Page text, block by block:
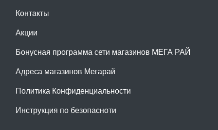
Контакты
Акции
Бонусная программа сети магазинов МЕГА РАЙ
Адреса магазинов Мегарай
Политика Конфиденциальности
Инструкция по безопасноти